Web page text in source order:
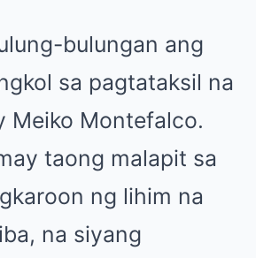
bulungan ang
sa pagtataksil na
Meiko Montefalco.
taong malapit sa
ng lihim na
na siyang